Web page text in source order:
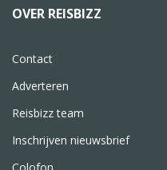
OVER REISBIZZ
Contact
Adverteren
Reisbizz team
Inschrijven nieuwsbrief